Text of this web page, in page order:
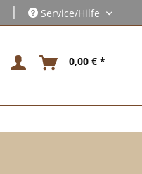
| Service/Hilfe
0,00 € *